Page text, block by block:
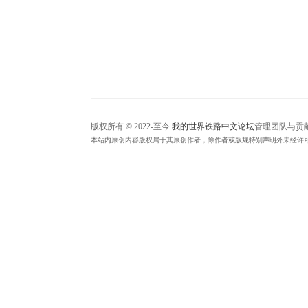
版权所有 © 2022-至今 我的世界铁路中文论坛管理团队与贡
本站内原创内容版权属于其原创作者，除作者或版规特别声明外未经许